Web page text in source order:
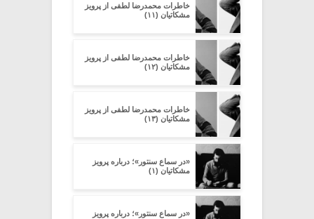
خاطرات محمدرضا لطفی از پرویز
مشکاتیان (۱۱)
خاطرات محمدرضا لطفی از پرویز
مشکاتیان (۱۲)
خاطرات محمدرضا لطفی از پرویز
مشکاتیان (۱۳)
«در سماع سنتور»؛ درباره پرویز
مشکاتیان (۱)
«در سماع سنتور»؛ درباره پرویز